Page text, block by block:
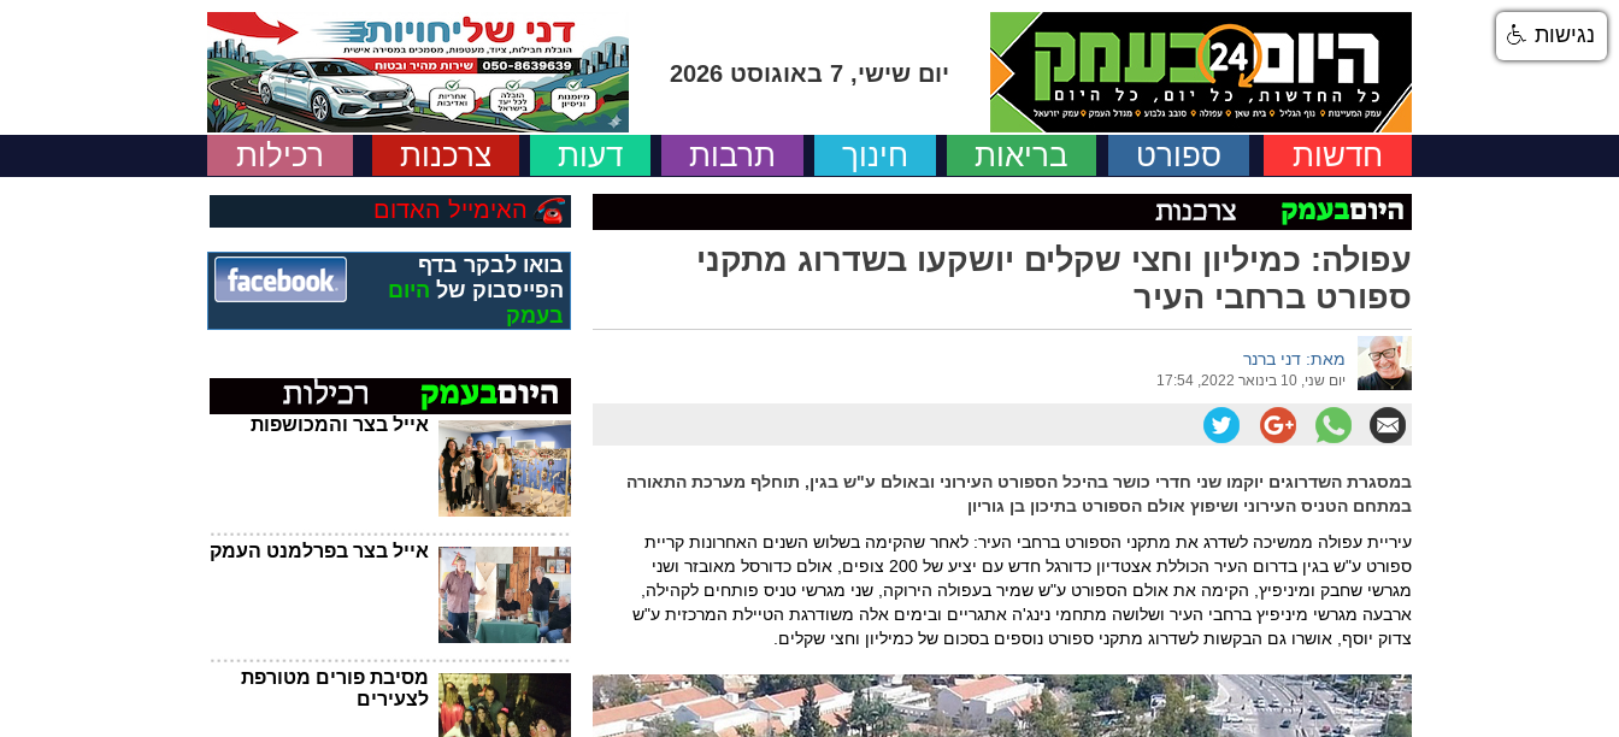
יום שישי, 7 באוגוסט 2026
חדשות ספורט בריאות חינוך תרבות דעות צרכנות רכילות
עפולה: כמיליון וחצי שקלים יושקעו בשדרוג מתקני
ספורט ברחבי העיר
מאת: דני ברנר
יום שני, 10 בינואר 2022, 17:54
במסגרת השדרוגים יוקמו שני חדרי כושר בהיכל הספורט העירוני ובאולם ע"ש בגין, תוחלף מערכת התאורה
במתחם הטניס העירוני ושיפוץ אולם הספורט בתיכון בן גוריון
עיריית עפולה ממשיכה לשדרג את מתקני הספורט ברחבי העיר: לאחר שהקימה בשלוש השנים האחרונות קריית
ספורט ע"ש בגין בדרום העיר הכוללת אצטדיון כדורגל חדש עם יציע של 200 צופים, אולם כדורסל מאובזר ושני
מגרשי שחבק ומיניפיץ, הקימה את אולם הספורט ע"ש שמיר בעפולה הירוקה, שני מגרשי טניס פותחים לקהילה,
ארבעה מגרשי מיניפיץ ברחבי העיר ושלושה מתחמי נינג'ה אתגריים ובימים אלה משודרגת הטיילת המרכזית ע"ש
צדוק יוסף, אושרו גם הבקשות לשדרוג מתקני ספורט נוספים בסכום של כמיליון וחצי שקלים.
האימייל האדום
בואו לבקר בדף
הפייסבוק של היום
בעמק
אייל בצר והמכושפות
אייל בצר בפרלמנט העמק
מסיבת פורים מטורפת
לצעירים
נגישות